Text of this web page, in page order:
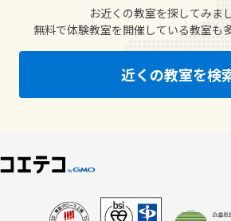
お近くの教室を探してみま
無料で体験教室を開催している教室も
近くの教室を検